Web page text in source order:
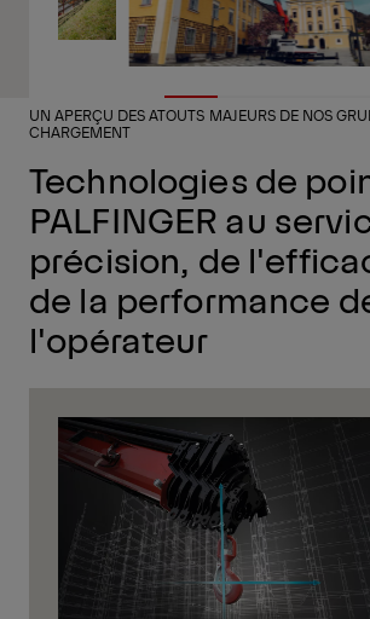
UN APERÇU DES ATOUTS MAJEURS DE NOS
CHARGEMENT
Technologies de
PALFINGER au
précision, de
de la performance
l'opérateur